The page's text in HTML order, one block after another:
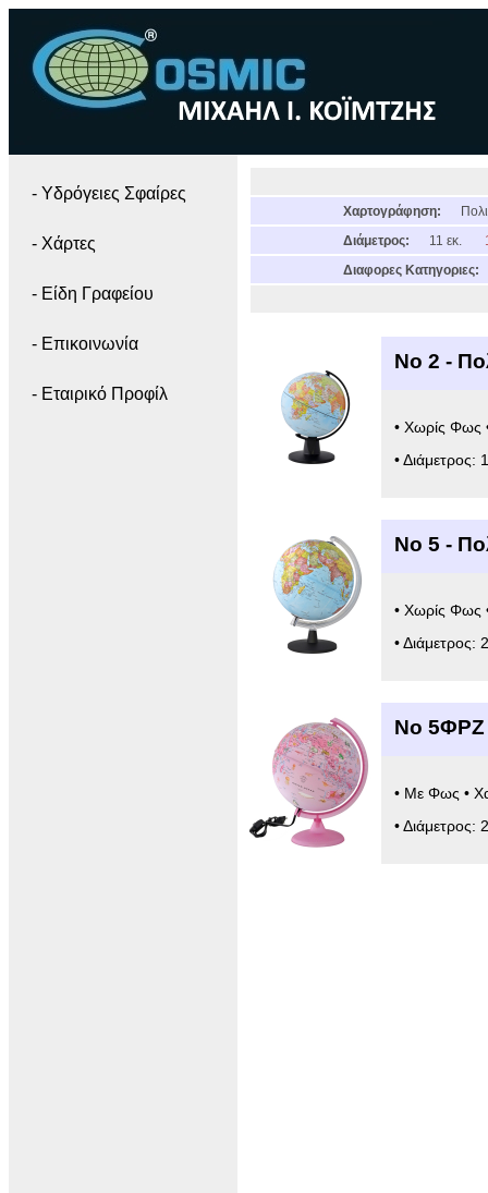
- Yδρόγειες Σφαίρες
- Χάρτες
- Είδη Γραφείου
- Επικοινωνία
- Εταιρικό Προφίλ
Χαρτογράφηση:
Διάμετρος:
11 εκ.
Διαφορες Κατηγοριες:
Νο 2 -
• Χωρίς Φως
•
Νο 5 -
• Χωρίς Φως
•
Νο 5ΦΡΖ
• Με Φως •
•